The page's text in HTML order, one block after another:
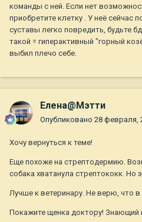
команды с ней. Если нет
приобретите клетку . У неё сейчас
суставы легко повредить, будьте
такой = гиперактивный "горный
выбил плечо себе.
Елена@Мэтти
Опубликовано 28 февраля,
Хочу вернуться к теме!
Еще похоже на стрептодермию.
собака хватанула стрептококк. Но
Лучше к ветеринару. Не верю, что
Покажите щенка доктору! Знающий